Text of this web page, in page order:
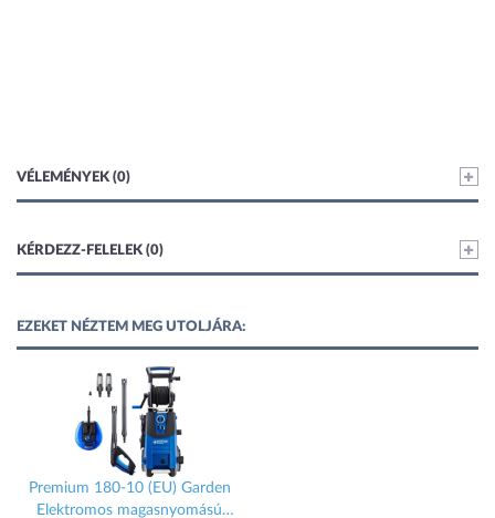
VÉLEMÉNYEK (0)
KÉRDEZZ-FELELEK (0)
EZEKET NÉZTEM MEG UTOLJÁRA:
Premium 180-10 (EU) Garden
Elektromos magasnyomású